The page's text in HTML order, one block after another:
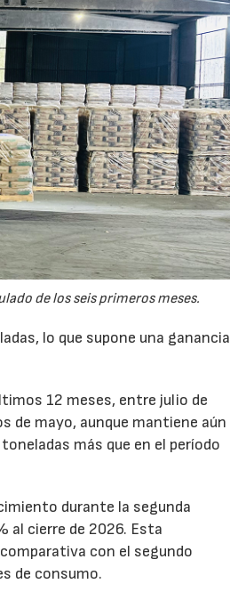
de los seis primeros meses.
lo que supone una ganancia
12 meses, entre julio de
de mayo, aunque mantiene aún
más que en el período
durante la segunda
al cierre de 2026. Esta
con el segundo
de consumo.
30/07/2026